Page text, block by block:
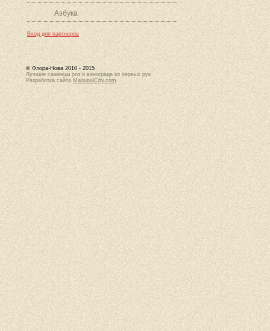
Азбука
Вход для партнеров
© Флора-Нова 2010 - 2015
Лучшие саженцы роз и винограда из первых рук
Разработка сайта MariupolCity.com